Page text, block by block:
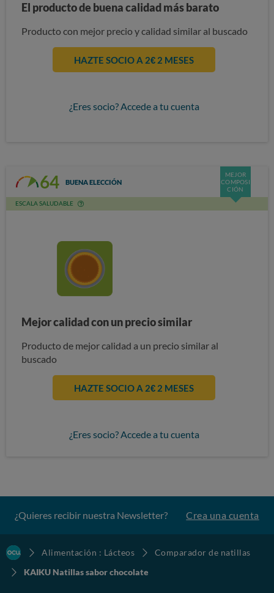
El producto de buena calidad más barato
Producto con mejor precio y calidad similar al buscado
HAZTE SOCIO A 2€ 2 MESES
¿Eres socio? Accede a tu cuenta
64 BUENA ELECCIÓN
MEJOR
COMPOSI
CIÓN
ESCALA SALUDABLE
Mejor calidad con un precio similar
Producto de mejor calidad a un precio similar al
buscado
HAZTE SOCIO A 2€ 2 MESES
¿Eres socio? Accede a tu cuenta
¿Quieres recibir nuestra Newsletter? Crea una cuenta
Alimentación : Lácteos
Comparador de natillas
KAIKU Natillas sabor chocolate